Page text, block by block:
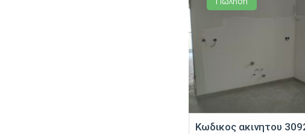
Κωδικος ακινητου